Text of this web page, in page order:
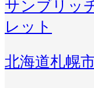
サンブリッ
レット
北海道札幌